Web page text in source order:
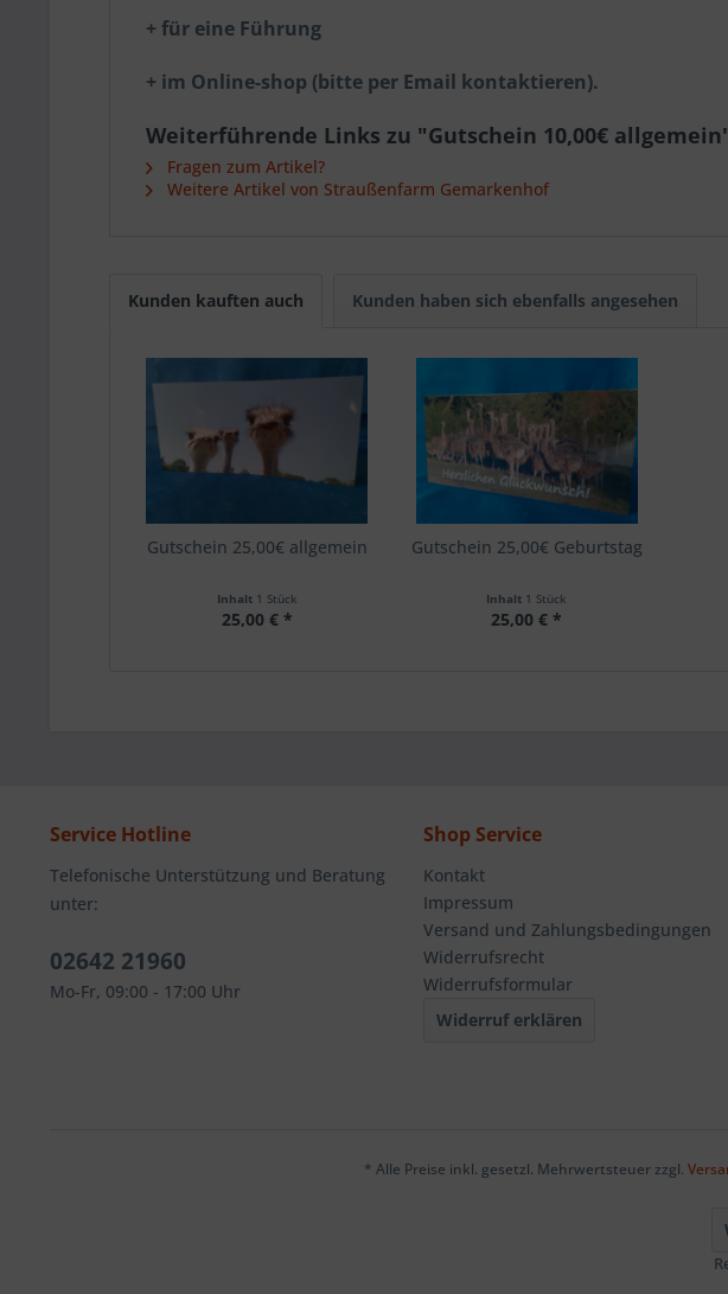
+ für eine Führung
+ im Online-shop (bitte per Email kontaktieren).
Weiterführende Links zu "Gutschein 10,00€
Fragen zum Artikel?
Weitere Artikel von Straußenfarm Gemarkenhof
Kunden kauften auch Kunden haben sich ebenfalls angesehen
Gutschein 25,00€ allgemein
Inhalt 1 Stück
25,00 € *
Gutschein 25,00€ Geburtstag
Inhalt 1 Stück
25,00 € *
Service Hotline
Telefonische Unterstützung und Beratung
unter:
02642 21960
Mo-Fr, 09:00 - 17:00 Uhr
Shop Service
Kontakt
Impressum
Versand und Zahlungsbedingungen
Widerrufsrecht
Widerrufsformular
Widerruf erklären
* Alle Preise inkl. gesetzl. Mehrwertsteuer zzgl.